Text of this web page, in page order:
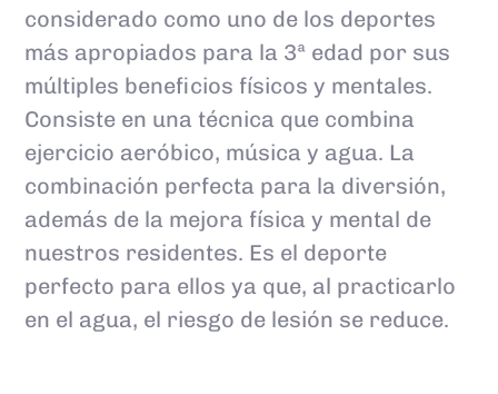
considerado como uno de los deportes
más apropiados para la 3ª edad por sus
múltiples beneficios físicos y mentales.
Consiste en una técnica que combina
ejercicio aeróbico, música y agua. La
combinación perfecta para la diversión,
además de la mejora física y mental de
nuestros residentes. Es el deporte
perfecto para ellosya que, al practicarlo
en el agua, el riesgo de lesión se reduce.